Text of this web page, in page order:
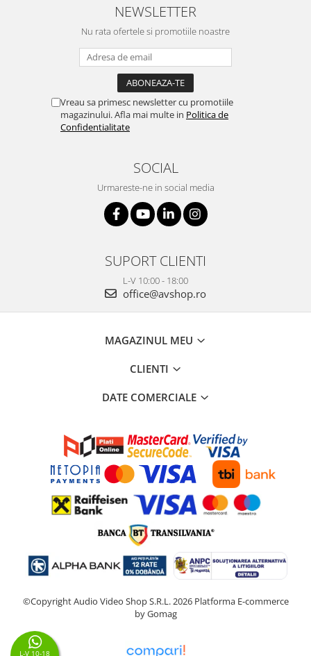
NEWSLETTER
Nu rata ofertele si promotiile noastre
Vreau sa primesc newsletter cu promotiile
magazinului. Afla mai multe in Politica de
Confidentialitate
SOCIAL
Urmareste-ne in social media
SUPORT CLIENTI
L-V 10:00 - 18:00
office@avshop.ro
MAGAZINUL MEU
CLIENTI
DATE COMERCIALE
©Copyright Audio Video Shop S.R.L. 2026 Platforma E-commerce
by Gomag
L-V 10-18